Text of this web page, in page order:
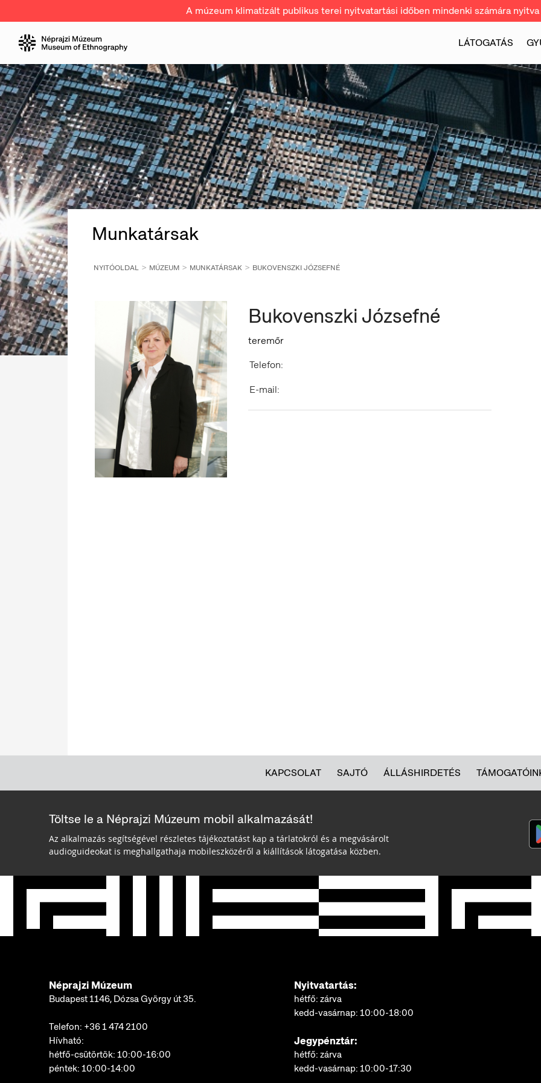
A múzeum klimatizált publikus terei nyitvatartási időben mindenki számára nyitva
LÁTOGATÁS
Munkatársak
NYITÓOLDAL MÚZEUM MUNKATÁRSAK BUKOVENSZKI JÓZSEFNÉ
Bukovenszki Józsefné
teremőr
Telefon:
E-mail:
KAPCSOLAT SAJTÓ ÁLLÁSHIRDETÉS
Töltse le a Néprajzi Múzeum mobil alkalmazását!
Az alkalmazás segítségével részletes tájékoztatást kap a tárlatokról és a megvásárolt
audioguideokat is meghallgathaja mobileszközéről a kiállítások látogatása közben.
Néprajzi Múzeum
Budapest 1146, Dózsa György út 35.
Telefon: +36 1 474 2100
Hívható:
hétfő-csütörtök: 10:00-16:00
péntek: 10:00-14:00
Nyitvatartás:
hétfő: zárva
kedd-vasárnap: 10:00-18:00
Jegypénztár:
hétfő: zárva
kedd-vasárnap: 10:00-17:30